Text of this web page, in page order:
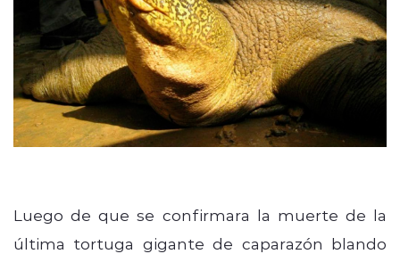
modo claro
Luego de que se confirmara la muerte de la
última tortuga gigante de caparazón blando